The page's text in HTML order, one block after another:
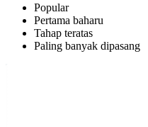
Popular
Pertama baharu
Tahap teratas
Paling banyak dipasang